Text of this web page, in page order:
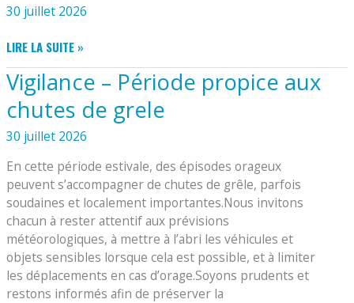
30 juillet 2026
LE
VIDE
GRENIERS
BROCANTE
2026
ORGANISÉ
LA
SOCIÉTÉ
DES
FÊTES
ATTEND
VOTRE
VISITE
LE
LIRE LA SUITE »
Vigilance – Période propice aux
chutes de grele
30 juillet 2026
En cette période estivale, des épisodes orageux
peuvent s’accompagner de chutes de grêle, parfois
soudaines et localement importantes.Nous invitons
chacun à rester attentif aux prévisions
météorologiques, à mettre à l’abri les véhicules et
objets sensibles lorsque cela est possible, et à limiter
les déplacements en cas d’orage.Soyons prudents et
restons informés afin de préserver la